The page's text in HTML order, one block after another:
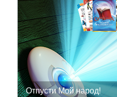
Отпусти Мой народ!